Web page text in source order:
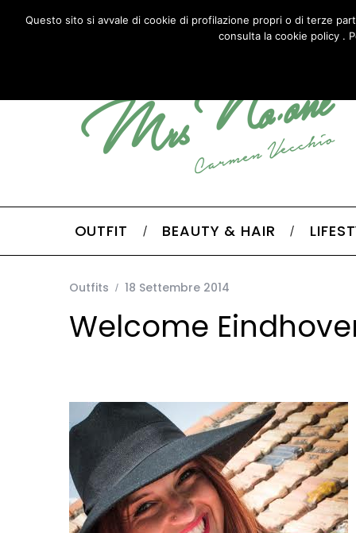
HOME ABOUT CONTACTS
OUTFIT BEAUTY & HAIR
Outfits 18 Settembre 2014
Welcome
Questo sito si avvale di cookie di profilazione propri o di terze
consulta la cookie policy .